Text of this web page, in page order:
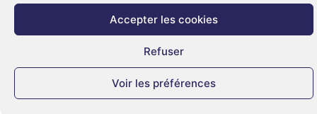
Accepter les cookies
Refuser
Voir les préférences